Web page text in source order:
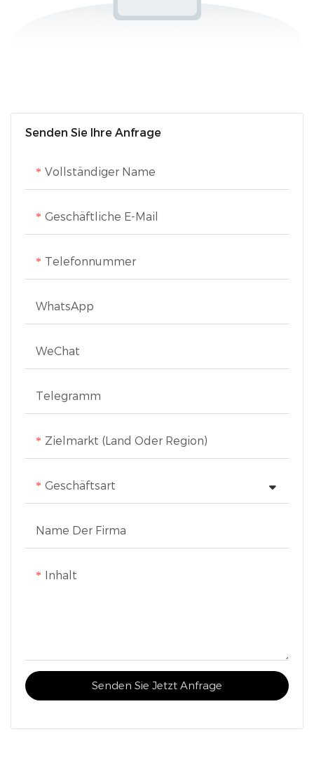
Senden Sie Ihre Anfrage
Vollständiger Name
Geschäftliche E-Mail
Telefonnummer
WhatsApp
WeChat
Telegramm
Zielmarkt (Land Oder Region)
Geschäftsart
Name Der Firma
Inhalt
Senden Sie Jetzt Anfrage